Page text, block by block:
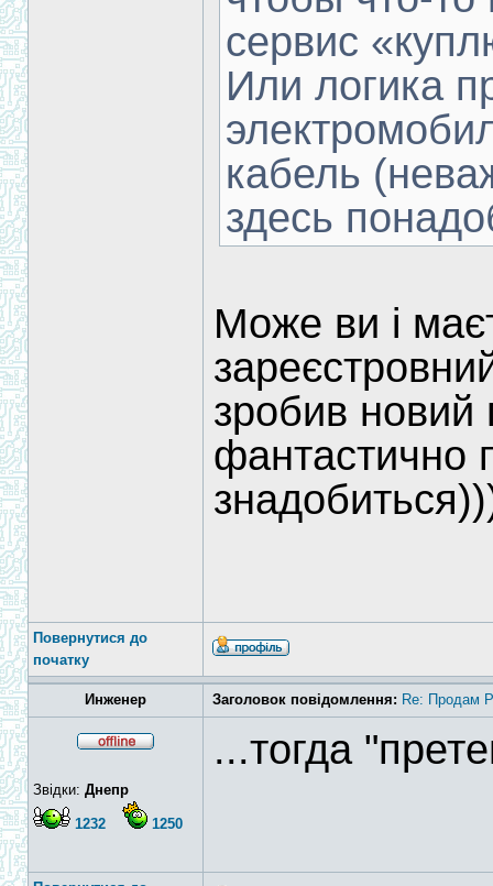
сервис
Или логика
кабель
здесь
Може ви і
зробив новий
фантастично
Повернутися до
початку
Инженер Заголовок повідомлення: Re: Продам
Звідки: Днепр
1232 1250
...тогда